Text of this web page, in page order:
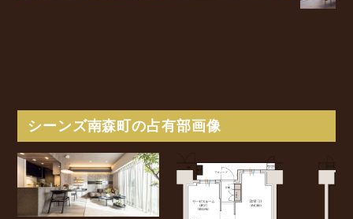
シーンズ南森町の占有部画像